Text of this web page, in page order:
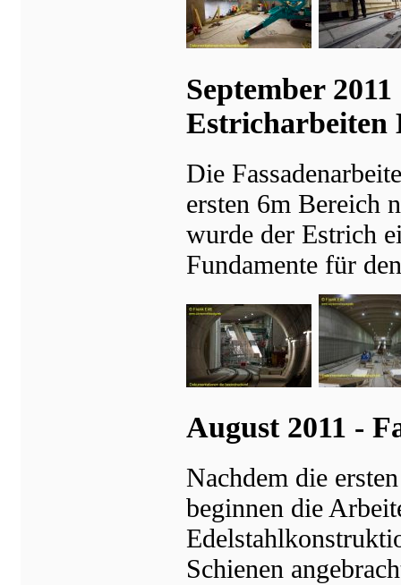
September
Estricharbeiten
Die
ersten 6m Bereich
wurde der Estrich
Fundamente für
August 2011 -
Nachdem die
beginnen die
Schienen